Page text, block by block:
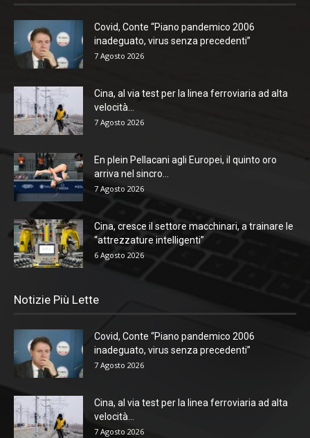
Covid, Conte “Piano pandemico 2006
inadeguato, virus senza precedenti”
7 Agosto 2026
Cina, al via test per la linea ferroviaria ad alta
velocità...
7 Agosto 2026
En plein Pellacani agli Europei, il quinto oro
arriva nel sincro...
7 Agosto 2026
Cina, cresce il settore macchinari, a trainare le
“attrezzature intelligenti”
6 Agosto 2026
Notizie Più Lette
Covid, Conte “Piano pandemico 2006
inadeguato, virus senza precedenti”
7 Agosto 2026
Cina, al via test per la linea ferroviaria ad alta
velocità...
7 Agosto 2026